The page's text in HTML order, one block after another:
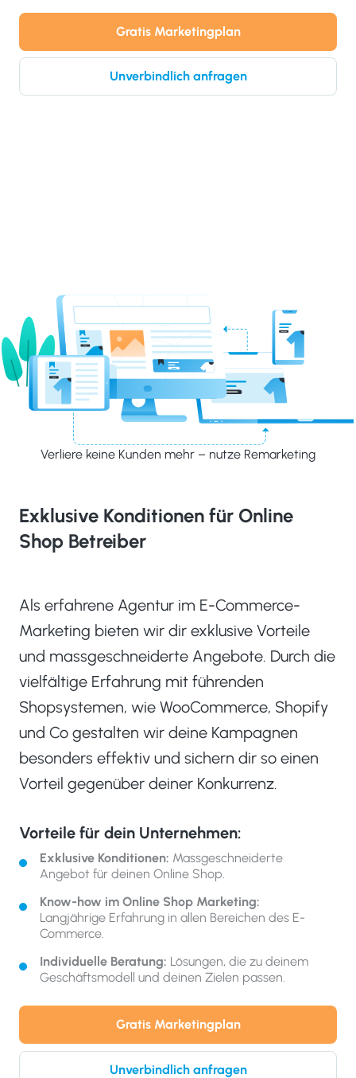
Gratis Marketingplan
Unverbindlich anfragen
Exklusive Konditionen für Online
Shop Betreiber
Als erfahrene Agentur im E-Commerce-
Marketing bieten wir dir exklusive Vorteile
und massgeschneiderte Angebote. Durch die
vielfältige Erfahrung mit führenden
Shopsystemen, wie WooCommerce, Shopify
und Co gestalten wir deine Kampagnen
besonders effektiv und sichern dir so einen
Vorteil gegenüber deiner Konkurrenz.
Vorteile für dein Unternehmen:
Exklusive Konditionen: Massgeschneiderte
Angebot für deinen Online Shop.
Know-how im Online Shop Marketing:
Langjährige Erfahrung in allen Bereichen des E-
Commerce.
Individuelle Beratung: Lösungen, die zu deinem
Geschäftsmodell und deinen Zielen passen.
Gratis Marketingplan
Unverbindlich anfragen
Verliere keine Kunden mehr – nutze Remarketing